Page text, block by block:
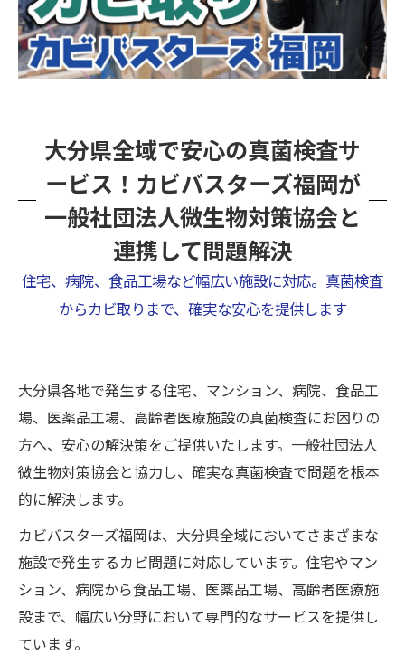
大分県全域で安心の真菌検査サ
ービス！カビバスターズ福岡が
一般社団法人微生物対策協会と
連携して問題解決
住宅、病院、食品工場など幅広い施設に対応。真菌検査
からカビ取りまで、確実な安心を提供します
大分県各地で発生する住宅、マンション、病院、食品工
場、医薬品工場、高齢者医療施設の真菌検査にお困りの
方へ、安心の解決策をご提供いたします。一般社団法人
微生物対策協会と協力し、確実な真菌検査で問題を根本
的に解決します。
カビバスターズ福岡は、大分県全域においてさまざまな
施設で発生するカビ問題に対応しています。住宅やマン
ション、病院から食品工場、医薬品工場、高齢者医療施
設まで、幅広い分野において専門的なサービスを提供し
ています。